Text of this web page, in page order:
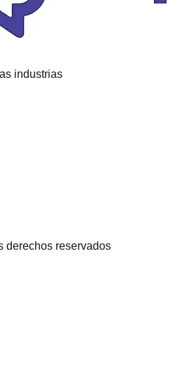
industrias
derechos reservados